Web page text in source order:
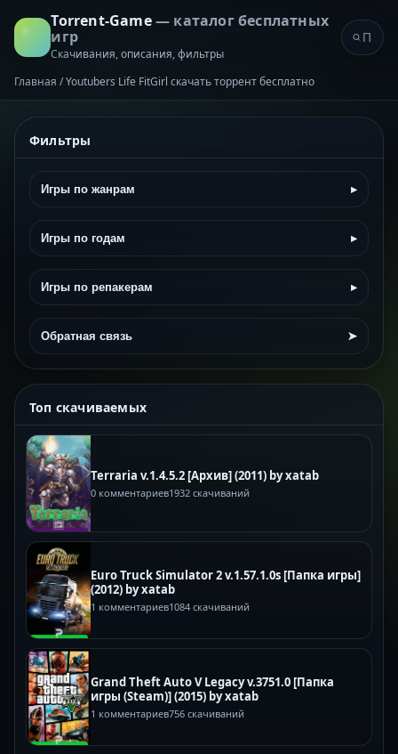
Torrent-Game— каталог бесплатных
игр
Скачивания, описания, фильтры
Главная /Youtubers Life FitGirl скачать торрент бесплатно
Фильтры
Игры по жанрам ▸
Игры по годам ▸
Игры по репакерам ▸
Обратная связь ➤
Топ скачиваемых
Terraria v.1.4.5.2 [Архив] (2011) by xatab
0 комментариев1932 скачиваний
Euro Truck Simulator 2 v.1.57.1.0s [Папка игры]
(2012) by xatab
1 комментариев1084 скачиваний
Grand Theft Auto V Legacy v.3751.0 [Папка
игры (Steam)] (2015) by xatab
1 комментариев756 скачиваний